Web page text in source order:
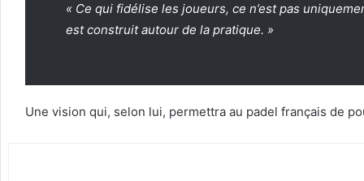
« Ce qui fidélise les joueurs, ce n’est pas
est construit autour de la pratique. »
Une vision qui, selon lui, permettra au padel français de